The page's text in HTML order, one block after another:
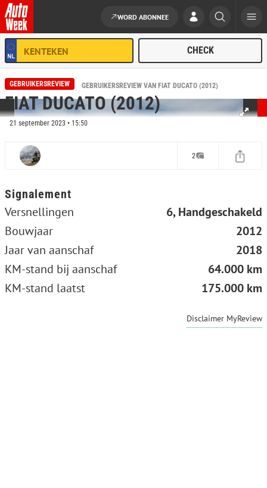
Ga naar de inhoud
WORD ABONNEE
HOME REVIEWS GEBRUIKERSREVIEW VAN FIAT DUCATO (2012)
GEBRUIKERSREVIEW
FIAT DUCATO (2012)
21 september 2023 • 15:50
2
Signalement
Versnellingen
6, Handgeschakeld
Bouwjaar
2012
Jaar van aanschaf
2018
KM-stand bij aanschaf
64.000 km
KM-stand laatst
175.000 km
Disclaimer MyReview